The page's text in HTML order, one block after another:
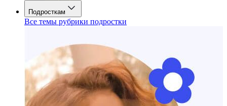
Подросткам
Все темы рубрики подростки